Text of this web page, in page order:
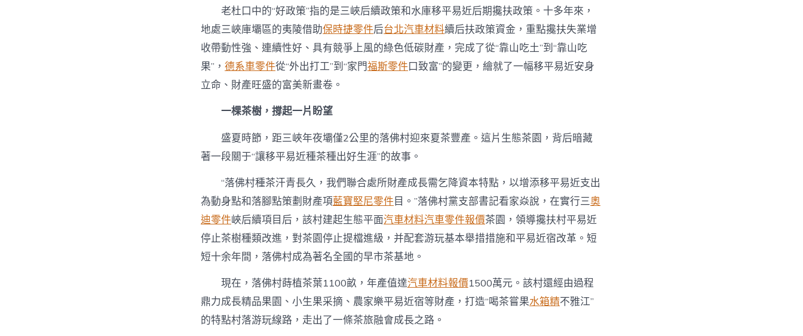
之
變：
從
“移
居”
到
台
北
汽
車
“宜
居”〉
中
老杜口中的“好政策”指的是三峽后續政策和水庫移平易近后期攙扶政策。十多年來，
地處三峽庫壩區的夷陵借助保時捷零件后台北汽車材料續后扶政策資金，重點攙扶失業增
收帶動性強、連續性好、具有競爭上風的綠色低碳財產，完成了從“靠山吃土”到“靠山吃
果”， 德系車零件從“外出打工”到“家門福斯零件口致富”的變更，繪就了一幅移平易近安身
立命、財產旺盛的富美新畫卷。
一棵茶樹，撐起一片盼望
盛夏時節，距三峽年夜壩僅2公里的落佛村迎來夏茶豐產。這片生態茶園，背后暗藏
著一段關于“讓移平易近種茶種出好生涯”的故事。
“落佛村種茶汗青長久，我們聯合處所財產成長需乞降資本特點，以增添移平易近支出
為動身點和落腳點策劃財產項藍寶堅尼零件 目。”落佛村黨支部書記看家焱說，在實行三奧
迪零件峽后續項目后，該村建起生態平面汽車材料汽車零件報價茶園，領導攙扶村平易近
停止茶樹種類改進，對茶園停止提檔進級，并配套游玩基本舉措措施和平易近宿改革。短
短十余年間，落佛村成為著名全國的早市茶基地。
現在，落佛村蒔植茶葉1100畝，年產值達汽車材料報價1500萬元。該村還經由過程
鼎力成長精品果園、小生果采摘、農家樂平易近宿等財產，打造“喝茶嘗果水箱精不雅江”
的特點村落游玩線路，走出了一條茶旅融會成長之路。